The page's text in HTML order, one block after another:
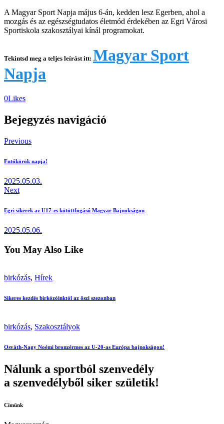
A Magyar Sport Napja május 6-án, kedden lesz Egerben, ahol a
mozgás és az egészségtudatos életmód érdekében az Egri Városi
Sportiskola szakosztályai kínál programokat.
Tekintsd meg a teljes leírást itt: Magyar Sport
Napja
0Likes
Bejegyzés navigáció
Previous
Futókörök napja!
2025.05.03.
Next
Egri sikerek az U17-es kötöttfogású Magyar Bajnokságon
2025.05.06.
You May Also Like
birkózás, Hírek
Sikeres kezdés birkózóinktól az őszi szezonban
birkózás, Szakosztályok
Osváth-Nagy Noémi bronzérmes az U-20-as Európa bajnokságon!
Nálunk a sportból szenvedély
a szenvedélyből siker születik!
Címünk